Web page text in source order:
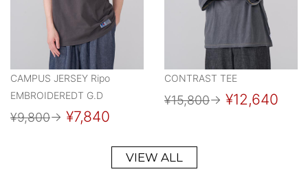
CAMPUS JERSEY Ripo
EMBROIDEREDT G.D
¥9,800→ ¥7,840
CONTRAST TEE
¥15,800→ ¥12,640
VIEW ALL